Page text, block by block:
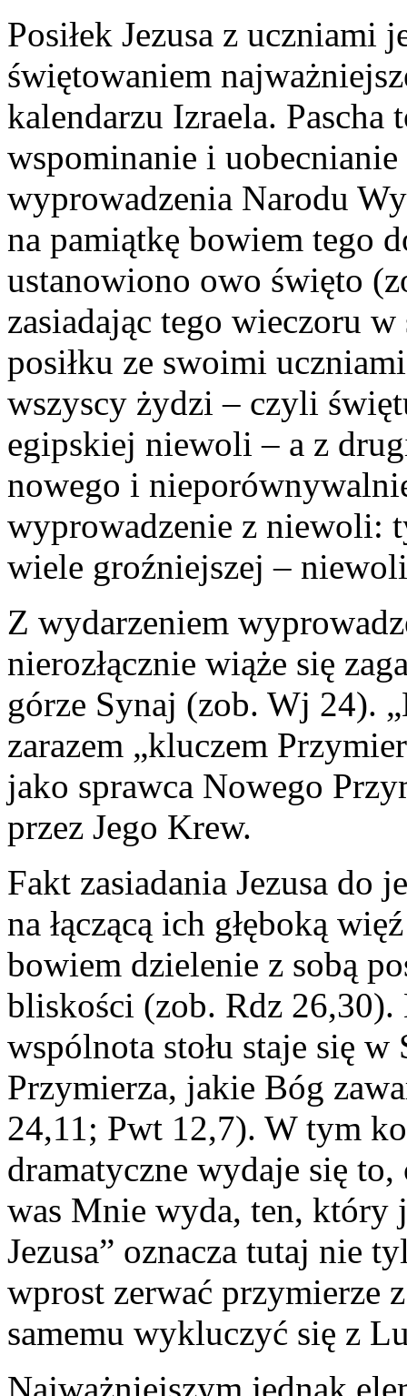
Posiłek Jezusa z uczniami
świętowaniem
kalendarzu Izraela. Pascha
wspominanie i
wyprowadzenia Narodu
na pamiątkę bowiem tego
ustanowiono owo święto
zasiadając tego wieczoru
posiłku ze swoimi
wszyscy żydzi – czyli
egipskiej niewoli – a z
nowego i
wyprowadzenie z niewoli:
wiele groźniejszej –
Z wydarzeniem
nierozłącznie wiąże się
górze Synaj (zob. Wj 24).
zarazem „kluczem
jako sprawca Nowego
przez Jego Krew.
Fakt zasiadania Jezusa do
na łączącą ich głęboką
bowiem dzielenie z sobą
bliskości (zob. Rdz 26,30).
wspólnota stołu staje się
Przymierza, jakie Bóg
24,11; Pwt 12,7). W tym
dramatyczne wydaje się
was Mnie wyda, ten, który
Jezusa” oznacza tutaj nie
wprost zerwać przymierze
samemu wykluczyć się z